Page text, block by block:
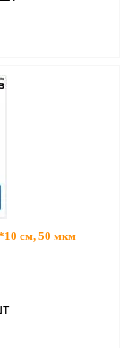
см, 50 мкм